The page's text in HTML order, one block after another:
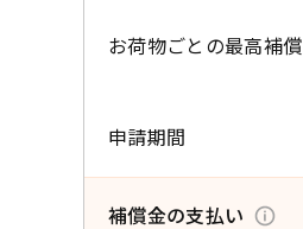
お荷物ごとの最高補償
申請期間
補償金の支払い